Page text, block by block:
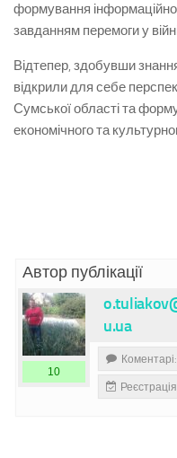
формування
завданням перемоги у
Відтепер, здобувши
відкрили для себе
Сумської області та
економічного та
Автор публікації
u.ua
10